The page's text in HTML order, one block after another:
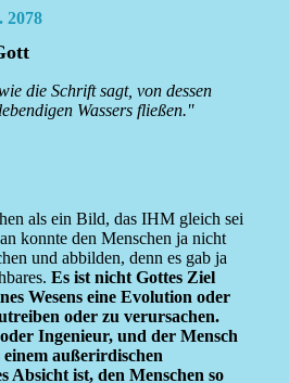
2078
die Schrift sagt, von dessen
Wassers fließen.''
als ein Bild, das IHM gleich sei
konnte den Menschen ja nicht
und abbilden, denn es gab ja
Es ist nicht Gottes Ziel
Wesens eine Evolution oder
oder zu verursachen.
Ingenieur, und der Mensch
außerirdischen
Absicht ist, den Menschen so